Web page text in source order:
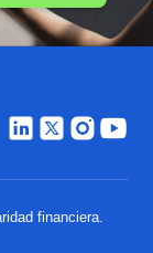
financiera.